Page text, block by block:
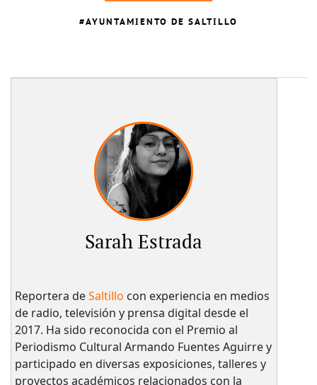
AYUNTAMIENTO DE SALTILLO
Sarah Estrada
Reportera deSaltillo con experiencia en medios
de radio, televisión y prensa digital desde el
2017. Ha sido reconocida con el Premio al
Periodismo Cultural Armando Fuentes Aguirre y
participado en diversas exposiciones, talleres y
proyectos académicos relacionados con la